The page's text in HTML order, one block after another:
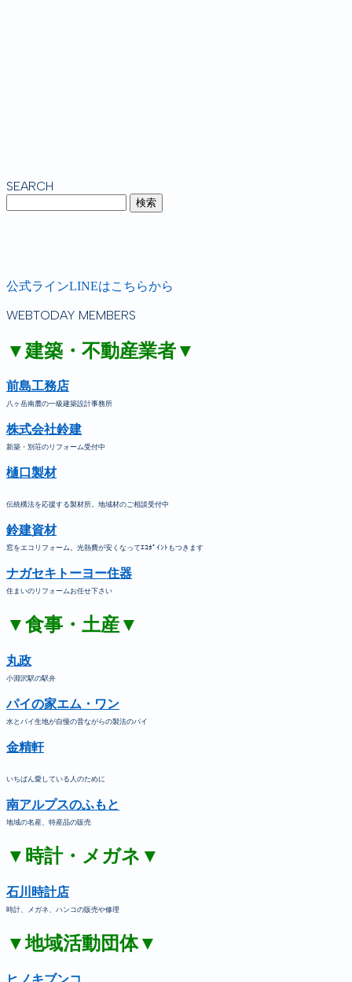
SEARCH
公式ラインLINEはこちらから
WEBTODAY MEMBERS
▼建築・不動産業者▼
前島工務店
八ヶ岳南麓の一級建築設計事務所
株式会社鈴建
新築・別荘のリフォーム受付中
樋口製材
伝統構法を応援する製材所。地域材のご相談受付中
鈴建資材
窓をエコリフォーム。光熱費が安くなってｴｺﾎﾟｲﾝﾄもつきます
ナガセキトーヨー住器
住まいのリフォームお任せ下さい
▼食事・土産▼
丸政
小淵沢駅の駅弁
パイの家エム・ワン
水とパイ生地が自慢の昔ながらの製法のパイ
金精軒
いちばん愛している人のために
南アルプスのふもと
地域の名産、特産品の販売
▼時計・メガネ▼
石川時計店
時計、メガネ、ハンコの販売や修理
▼地域活動団体▼
ヒノキブンコ